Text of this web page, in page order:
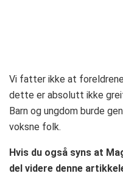
Vi fatter ikke at
dette er absolutt ikke
Barn og ungdom burde
voksne folk.
Hvis du også syns at
del videre denne